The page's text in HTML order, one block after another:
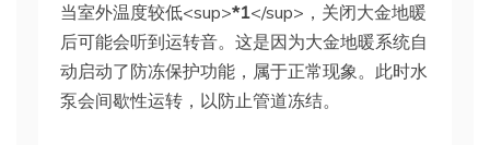
当室外温度较低<sup>*1</sup>，关闭大金地暖
后可能会听到运转音。这是因为大金地暖系统自
动启动了防冻保护功能，属于正常现象。此时水
泵会间歇性运转，以防止管道冻结。